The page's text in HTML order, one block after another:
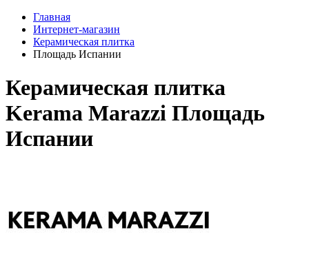
Главная
Интернет-магазин
Керамическая плитка
Площадь Испании
Керамическая плитка
Kerama Marazzi Площадь
Испании